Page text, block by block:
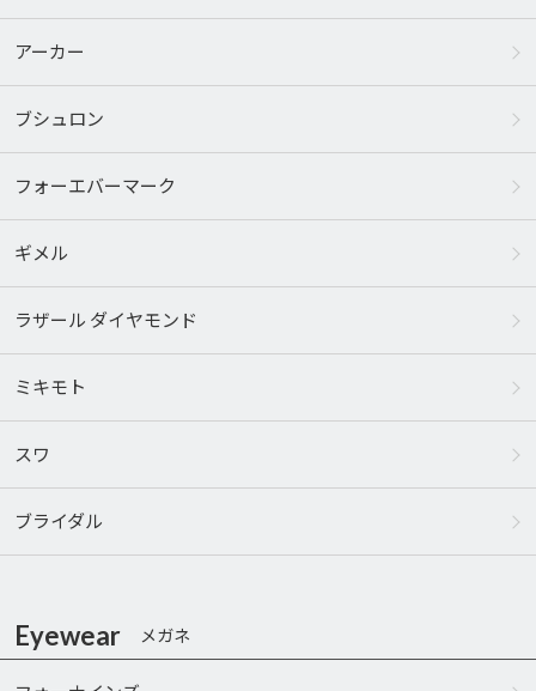
アーカー
ブシュロン
フォーエバーマーク
ギメル
ラザール ダイヤモンド
ミキモト
スワ
ブライダル
Eyewear メガネ